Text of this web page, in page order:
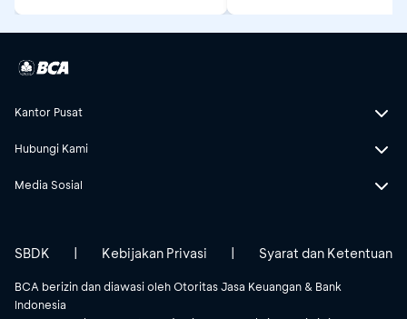
Kantor Pusat
Hubungi Kami
Media Sosial
BCA berizin dan diawasi oleh Otoritas Jasa Keuangan & Bank
Indonesia
SBDK Kebijakan Privasi Syarat dan Ketentuan